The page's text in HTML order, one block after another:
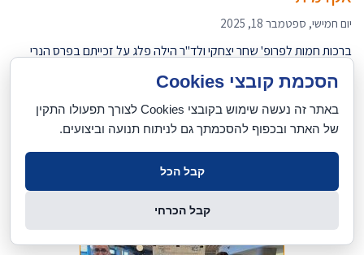
יום חמישי, ספטמבר 18, 2025
ברכות חמות לפרופ' שחר יצחקי ולד"ר הילה פלג על זכייתם בפרס הנרי
Academic Excellence. פרס הנרי טאוב להצטיינות אקדמית מוענק
לחברי סגל בפקולטה למדעי המחשב על הצטיינות יוצאת דופן במחקר. כל
הכבוד והמשך מחקר מצוין!
לנוסח המלא
הסכמת קובצי Cookies
באתר זה נעשה שימוש בקובצי Cookies לצורך תפעולו התקין
של האתר ובכפוף להסכמתך גם לניתוח תנועה וביצועים.
קבל הכל
קבל הכרחי